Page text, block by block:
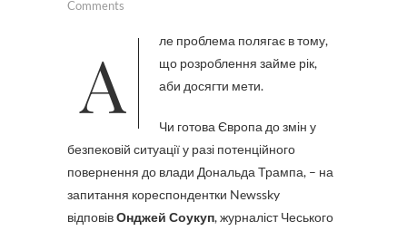
Comments
Але проблема полягає в тому,
що розроблення займе рік,
аби досягти мети.
Чи готова Європа до змін у
безпековій ситуації у разі потенційного
повернення до влади Дональда Трампа, – на
запитання кореспондентки Newssky
відповівОнджей Соукуп, журналіст Чеського